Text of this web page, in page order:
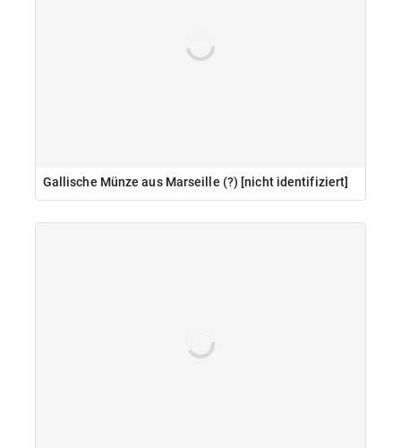
Gallische Münze aus Marseille (?) [nicht identifiziert]